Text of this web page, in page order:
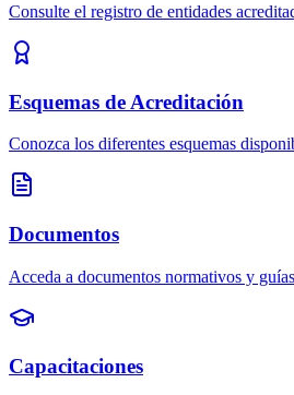
Consulte el registro de entidades
Esquemas de Acreditación
Conozca los diferentes esquemas
Documentos
Acceda a documentos normativos y guías
Capacitaciones